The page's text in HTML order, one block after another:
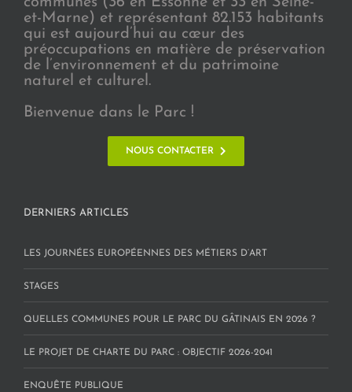
et-Marne) et représentant 82.153 habitants
qui est aujourd’hui au cœur des
préoccupations en matière de préservation
de l’environnement et du patrimoine
naturel et culturel.
Bienvenue dans le Parc !
NOUS CONTACTER
DERNIERS ARTICLES
LES JOURNÉES EUROPÉENNES DES MÉTIERS D’ART
STAGES
QUELLES COMMUNES POUR LE PARC DU GÂTINAIS EN 2026 ?
LE PROJET DE CHARTE DU PARC : OBJECTIF 2026-2041
ENQUÊTE PUBLIQUE